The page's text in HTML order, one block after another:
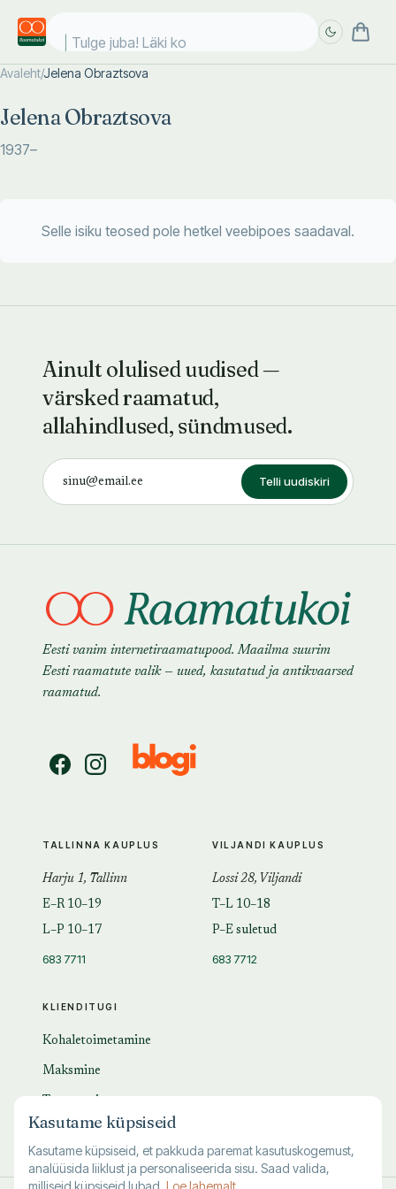
Tulge juba! Läki koo
Avaleht/Jelena Obraztsova
Jelena Obraztsova
1937–
Selle isiku teosed pole hetkel veebipoes saadaval.
Ainult olulised uudised —
värsked raamatud,
allahindlused, sündmused.
Telli uudiskiri
Eesti vanim internetiraamatupood. Maailma suurim
Eesti raamatute valik — uued, kasutatud ja antikvaarsed
raamatud.
KLIENDITUGI
Kohaletoimetamine
Maksmine
KKK
TALLINNA KAUPLUS
Harju 1, Tallinn
E–R 10–19
L–P 10–17
683 7711
VILJANDI KAUPLUS
Lossi 28, Viljandi
T–L 10–18
P–E suletud
683 7712
Kasutame küpsiseid
Kasutame küpsiseid, et pakkuda paremat kasutuskogemust,
analüüsida liiklust ja personaliseerida sisu. Saad valida,
milliseid küpsiseid lubad. Loe lahemalt